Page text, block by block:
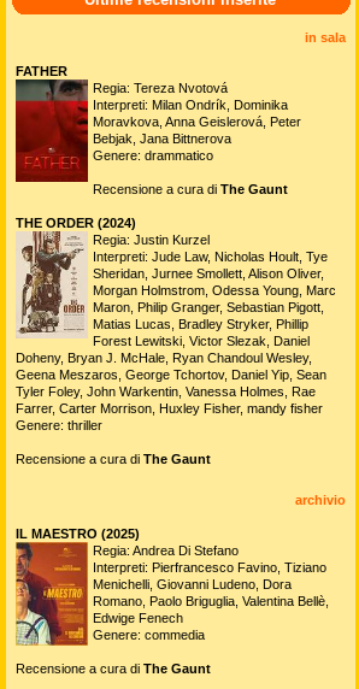
in sala
FATHER
Regia: Tereza Nvotová
Interpreti: Milan Ondrík, Dominika
Moravkova, Anna Geislerová, Peter
Bebjak, Jana Bittnerova
Genere: drammatico
Recensione a cura di The Gaunt
THE ORDER (2024)
Regia: Justin Kurzel
Interpreti: Jude Law, Nicholas Hoult, Tye
Sheridan, Jurnee Smollett, Alison Oliver,
Morgan Holmstrom, Odessa Young, Marc
Maron, Philip Granger, Sebastian Pigott,
Matias Lucas, Bradley Stryker, Phillip
Forest Lewitski, Victor Slezak, Daniel
Doheny, Bryan J. McHale, Ryan Chandoul Wesley,
Geena Meszaros, George Tchortov, Daniel Yip, Sean
Tyler Foley, John Warkentin, Vanessa Holmes, Rae
Farrer, Carter Morrison, Huxley Fisher, mandy fisher
Genere: thriller
Recensione a cura di The Gaunt
archivio
IL MAESTRO (2025)
Regia: Andrea Di Stefano
Interpreti: Pierfrancesco Favino, Tiziano
Menichelli, Giovanni Ludeno, Dora
Romano, Paolo Briguglia, Valentina Bellè,
Edwige Fenech
Genere: commedia
Recensione a cura di The Gaunt